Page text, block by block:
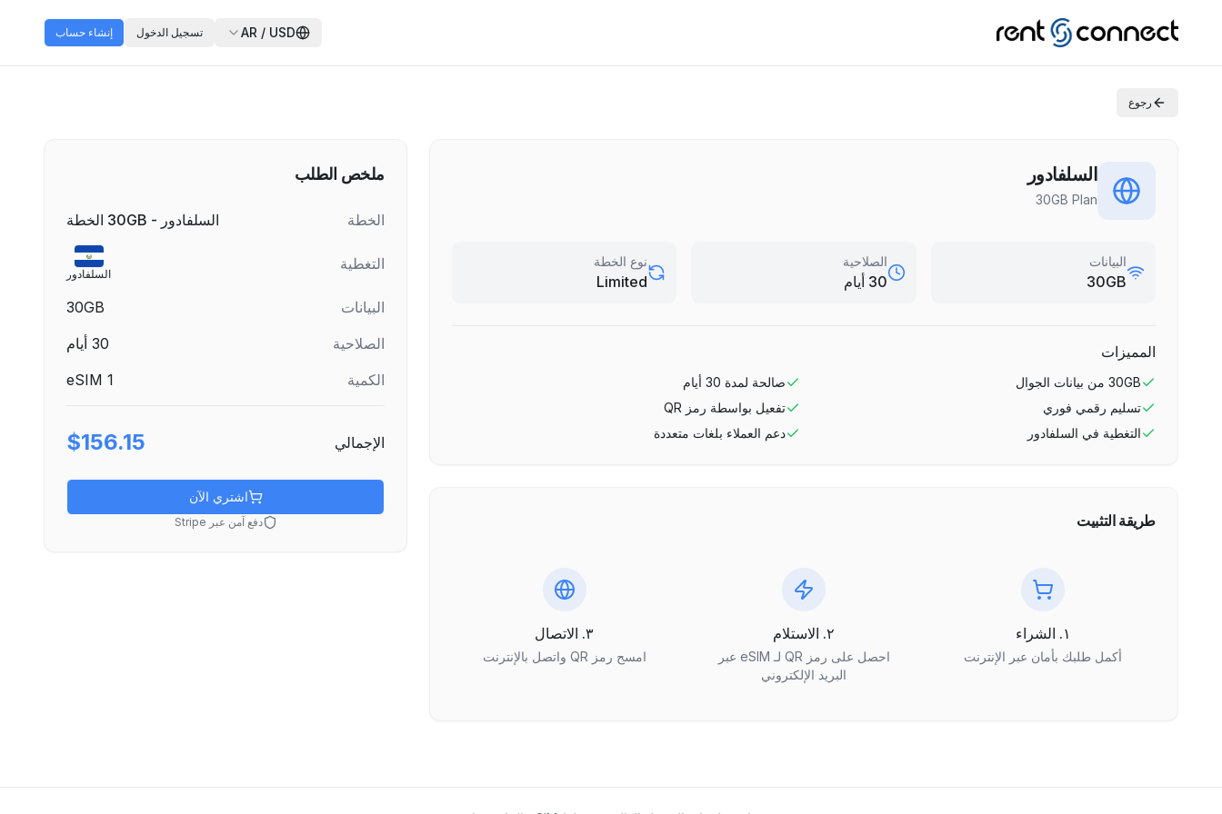
AR / USD تسجيل الدخول إنشاء حساب
رجوع
السلفادور
30GB Plan
البيانات
30GB
الصلاحية
30 أيام
نوع الخطة
Limited
المميزات
30GB من بيانات الجوال صالحة لمدة 30 أيام
تسليم رقمي فوري
تفعيل بواسطة رمز QR
التغطية في السلفادور دعم العملاء بلغات متعددة
طريقة التثبيت
١. الشراء
أكمل طلبك بأمان عبر الإنترنت
٢. الاستلام
احصل على رمز QR لـ eSIM عبر
البريد الإلكتروني
٣. الاتصال
امسح رمز QR واتصل بالإنترنت
ملخص الطلب
الخطة السلفادور - 30GB الخطة
التغطية
السلفادور
البيانات
30GB
الصلاحية
30 أيام
الكمية
1
الإجمالي $156.15
اشتري الآن
دفع آمن عبر Stripe